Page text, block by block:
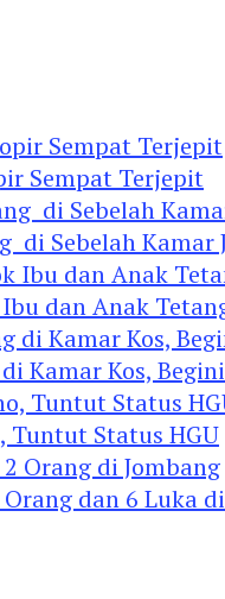
Sempat Terjepit
di Sebelah Kamar
dan Anak
Kamar Kos,
Tuntut Status HGU
dan 6 Luka